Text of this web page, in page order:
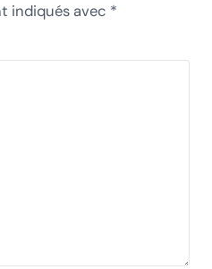
indiqués avec *